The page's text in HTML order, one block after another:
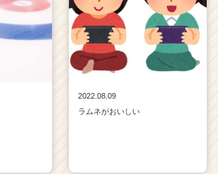
2022.08.09
ラムネがおいしい